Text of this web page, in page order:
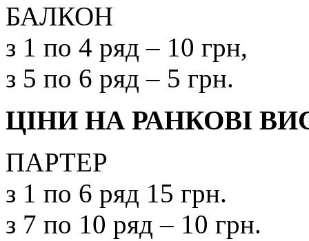
БАЛКОН
з 1 по 4 ряд – 10 грн,
з 5 по 6 ряд – 5 грн.
ЦІНИ НА РАНКОВІ
ПАРТЕР
з 1 по 6 ряд 15 грн.
з 7 по 10 ряд – 10 грн.